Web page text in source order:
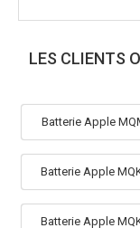
LES CLIENTS
Batterie Apple
Batterie Apple
Batterie Apple